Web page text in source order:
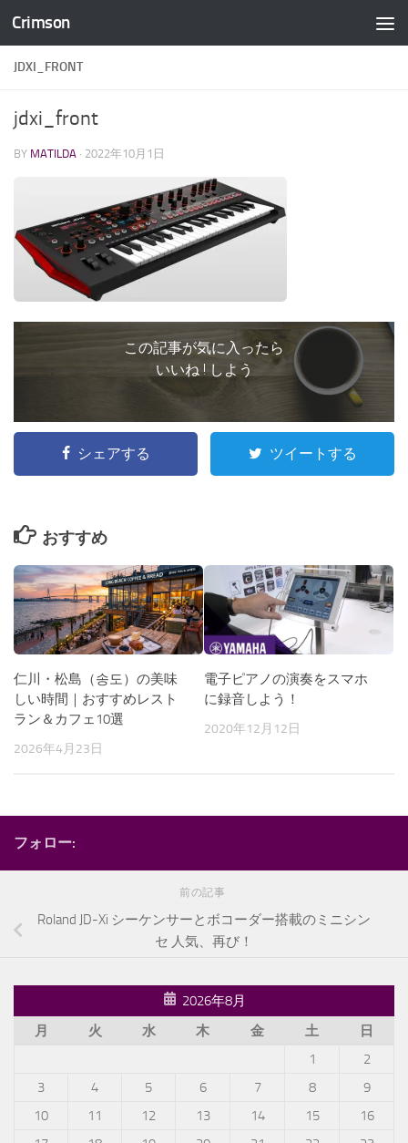
コンテンツへスキップ
Crimson
JDXI_FRONT
jdxi_front
BY MATILDA · 2022年10月1日
この記事が気に入ったら
いいね ! しよう
シェアする ツイートする
おすすめ
仁川・松島（송도）の美味
しい時間｜おすすめレスト
ラン＆カフェ10選
2026年4月23日
電子ピアノの演奏をスマホ
に録音しよう！
2020年12月12日
フォロー:
前の記事
Roland JD-Xi シーケンサーとボコーダー搭載のミニシン
セ 人気、再び！
2026年8月
月
火 水 木 金 土
日
1
2
3
4 5 6 7 8
9
10
11 12 13 14 15
16